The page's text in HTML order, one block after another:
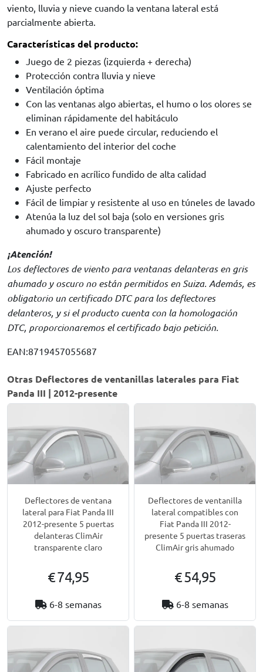
viento, lluvia y nieve cuando la ventana lateral está
parcialmente abierta.
Características del producto:
Juego de 2 piezas (izquierda + derecha)
Protección contra lluvia y nieve
Ventilación óptima
Con las ventanas algo abiertas, el humo o los olores se
eliminan rápidamente del habitáculo
En verano el aire puede circular, reduciendo el
calentamiento del interior del coche
Fácil montaje
Fabricado en acrílico fundido de alta calidad
Ajuste perfecto
Fácil de limpiar y resistente al uso en túneles de lavado
Atenúa la luz del sol baja (solo en versiones gris
ahumado y oscuro transparente)
¡Atención!
Los deflectores de viento para ventanas delanteras en gris
ahumado y oscuro no están permitidos en Suiza. Además, es
obligatorio un certificado DTC para los deflectores
delanteros, y si el producto cuenta con la homologación
DTC, proporcionaremos el certificado bajo petición.
EAN:8719457055687
Otras Deflectores de ventanillas laterales para Fiat
Panda III | 2012-presente
Deflectores de ventana
lateral para Fiat Panda III
2012-presente 5 puertas
delanteras ClimAir
transparente claro
€ 74,95
6-8 semanas
Deflectores de ventanilla
lateral compatibles con
Fiat Panda III 2012-
presente 5 puertas traseras
ClimAir gris ahumado
€ 54,95
6-8 semanas